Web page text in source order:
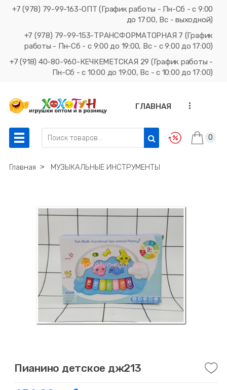
+7 (978) 79-99-163-ОПТ (График работы - Пн-Сб - с 9:00
до 17:00, Вс - выходной)
+7 (978) 79-99-153-ТРАНСФОРМАТОРНАЯ 7 (График
работы - Пн-Сб - с 9:00 до 19:00, Вс - с 9:00 до 17:00)
+7 (918) 40-80-960-КЕЧКЕМЕТСКАЯ 29 (График работы -
Пн-Сб - с 10:00 до 19:00, Вс - с 10:00 до 17:00)
ГЛАВНАЯ ...
0
Главная ˃ МУЗЫКАЛЬНЫЕ ИНСТРУМЕНТЫ
Пианино детское дж213